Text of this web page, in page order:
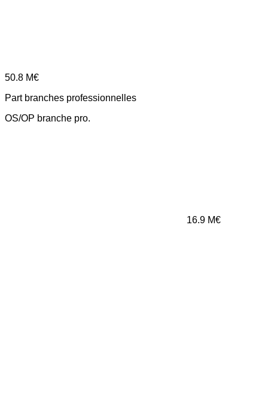
50.8 M€
Part branches professionnelles
OS/OP branche pro.
16.9 M€